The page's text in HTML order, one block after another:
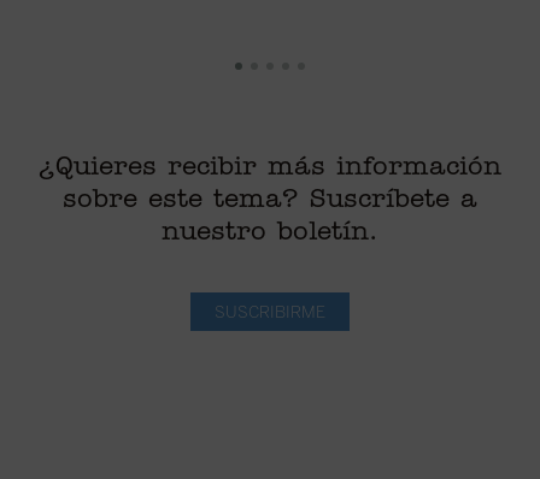
¿Quieres recibir más información
sobre este tema? Suscríbete a
nuestro boletín.
SUSCRIBIRME